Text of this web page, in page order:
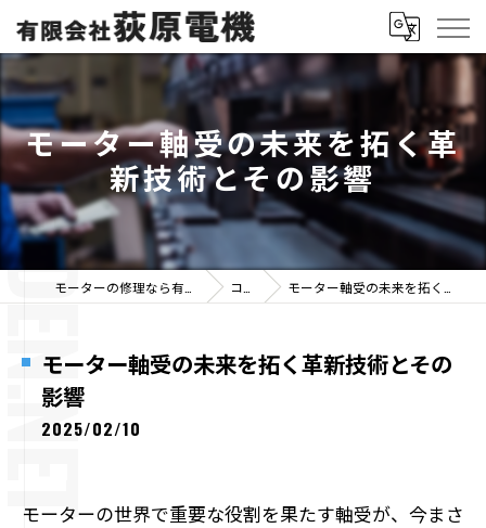
モーター軸受の未来を拓く革
新技術とその影響
コラム モーター軸受の未来を拓く革新技術とその影響
モーター軸受の未来を拓く革新技術とその
影響
2025/02/10
モーターの世界で重要な役割を果たす軸受が、今まさ